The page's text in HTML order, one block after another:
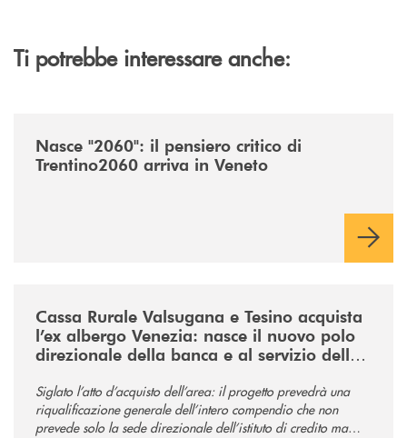
Ti potrebbe interessare anche:
Nasce "2060": il pensiero critico di
Trentino2060 arriva in Veneto
Cassa Rurale Valsugana e Tesino acquista
l’ex albergo Venezia: nasce il nuovo polo
direzionale della banca e al servizio della
Siglato l’atto d’acquisto dell’area: il progetto prevedrà una
riqualificazione generale dell’intero compendio che non
prevede solo la sede direzionale dell’istituto di credito ma